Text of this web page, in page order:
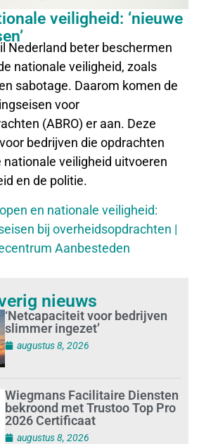
veiligheid: ‘nieuwe
Nederland beter beschermen
nationale veiligheid, zoals
sabotage. Daarom komen de
voor
(ABRO) er aan. Deze
bedrijven die opdrachten
nationale veiligheid uitvoeren
en de politie.
en nationale veiligheid:
bij overheidsopdrachten |
Aanbesteden
nieuws
‘Netcapaciteit voor bedrijven
slimmer ingezet’
augustus 8, 2026
Wiegmans Facilitaire Diensten
bekroond met Trustoo Top Pro
2026 Certificaat
augustus 8, 2026